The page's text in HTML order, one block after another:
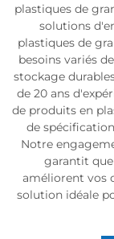
plastiques de
solutions
plastiques de
besoins variés
stockage
de 20 ans
de produits en
de
Notre
garantit
améliorent vos
solution idéale